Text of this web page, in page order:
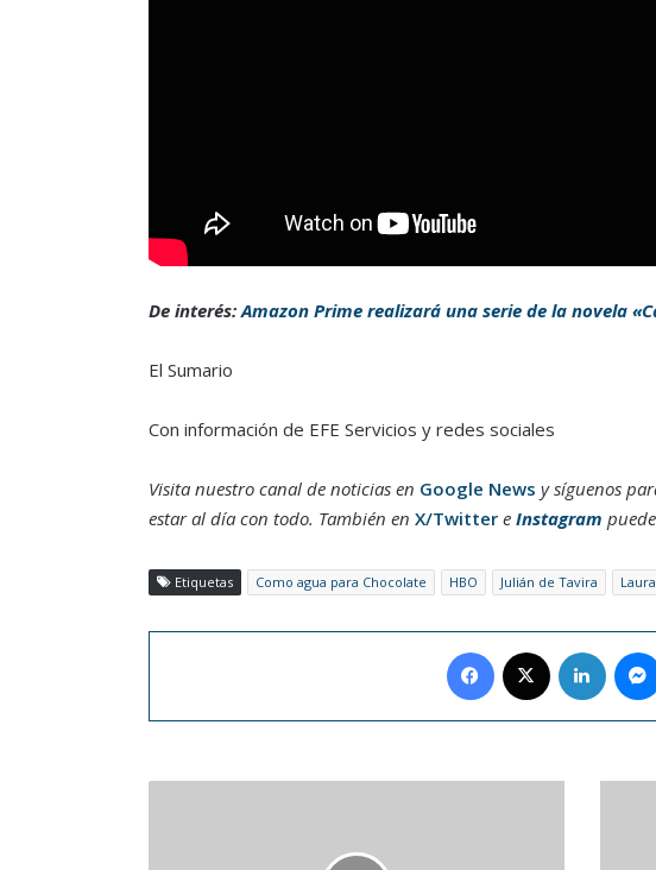
De interés:Amazon Prime realizará una serie de la novela
El Sumario
Con información de EFE Servicios y redes sociales
Visita nuestro canal de noticias en Google News y síguenos
estar al día con todo. También en X/Twittere Instagram
Etiquetas Como agua para Chocolate HBO Julián de Tavira
Facebook LinkedIn